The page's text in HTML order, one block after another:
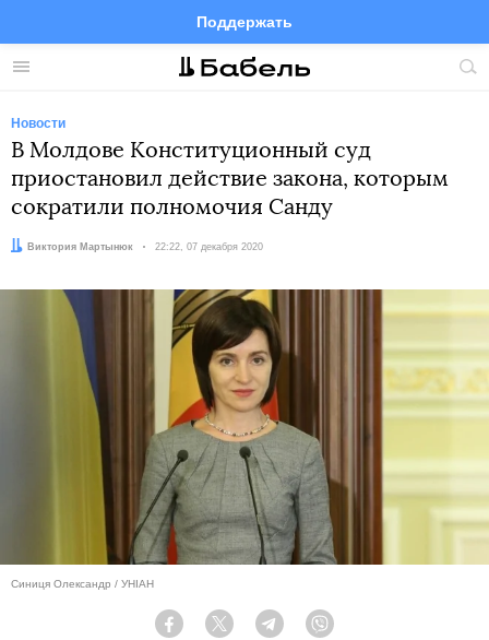
Меню
Поддержать
FacebookTelegramTwitter
Новости
В Молдове Конституционный суд
приостановил действие закона, которым
сократили полномочия Санду
Автор:Виктория Мартынюк Дата:
22:22, 07 декабря 2020
Синиця Олександр / УНІАН
Facebook Twitter Telegram